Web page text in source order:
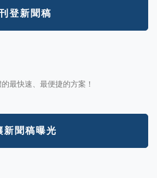
登新聞稿
最快速、最便捷的方案！
新聞稿曝光